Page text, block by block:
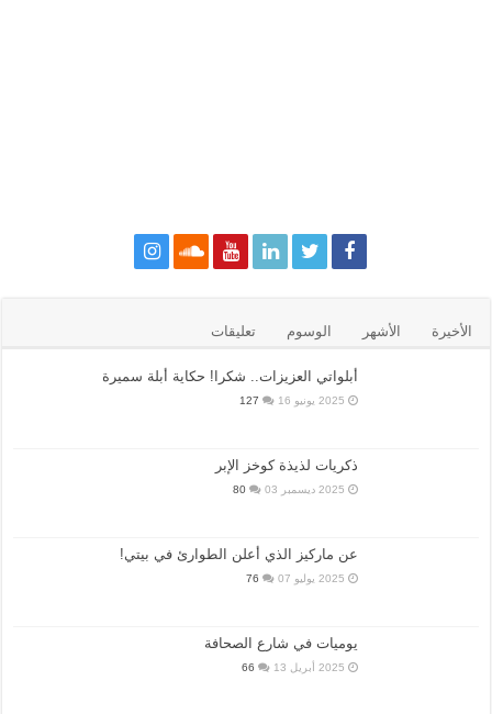
الأخيرة الأشهر الوسوم تعليقات
أبلواتي العزيزات.. شكرا! حكاية أبلة سميرة
2025 يونيو 16 127
ذكريات لذيذة كوخز الإبر
2025 ديسمبر 03 80
عن ماركيز الذي أعلن الطوارئ في بيتي!
2025 يوليو 07 76
يوميات في شارع الصحافة
2025 أبريل 13 66